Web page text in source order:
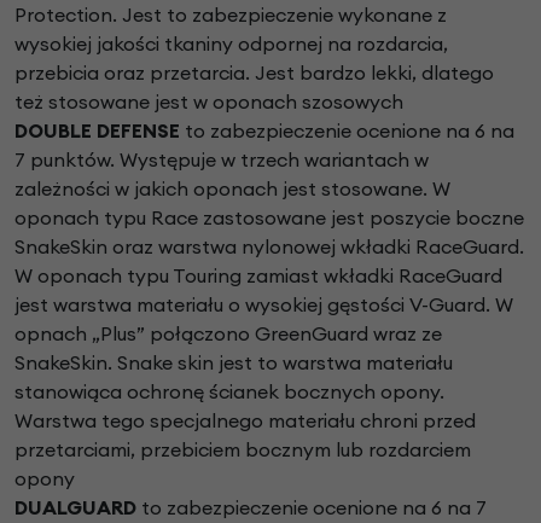
Protection. Jest to zabezpieczenie wykonane z
wysokiej jakości tkaniny odpornej na rozdarcia,
przebicia oraz przetarcia. Jest bardzo lekki, dlatego
też stosowane jest w oponach szosowych
DOUBLE DEFENSE to zabezpieczenie ocenione na 6 na
7 punktów. Występuje w trzech wariantach w
zależności w jakich oponach jest stosowane. W
oponach typu Race zastosowane jest poszycie boczne
SnakeSkin oraz warstwa nylonowej wkładki RaceGuard.
W oponach typu Touring zamiast wkładki RaceGuard
jest warstwa materiału o wysokiej gęstości V-Guard. W
opnach „Plus” połączono GreenGuard wraz ze
SnakeSkin. Snake skin jest to warstwa materiału
stanowiąca ochronę ścianek bocznych opony.
Warstwa tego specjalnego materiału chroni przed
przetarciami, przebiciem bocznym lub rozdarciem
opony
DUALGUARD to zabezpieczenie ocenione na 6 na 7